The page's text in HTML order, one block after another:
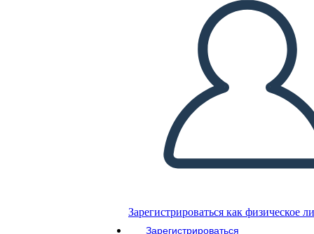
Зарегистрироваться как физическое
Зарегистрироваться
ВОСПРОИЗВЕСТИ СЛАЙД-ШОУ
ПОЧИТАЙ МНЕ